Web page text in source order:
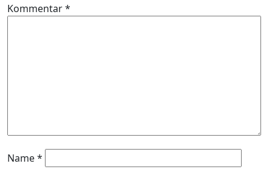
Kommentar*
Name*